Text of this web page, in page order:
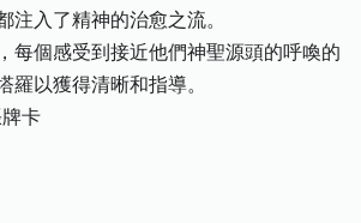
注入了精神的治愈之流。
每個感受到接近他們神聖源頭的呼喚的
羅以獲得清晰和指導。
卡